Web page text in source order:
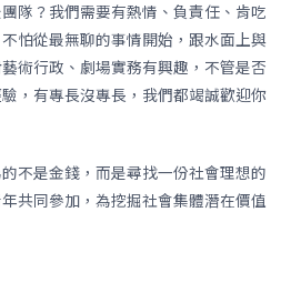
隊？我們需要有熱情、負責任、肯吃
怕從最無聊的事情開始，跟水面上與
術行政、劇場實務有興趣，不管是否
，有專長沒專長，我們都竭誠歡迎你
不是金錢，而是尋找一份社會理想的
共同參加，為挖掘社會集體潛在價值